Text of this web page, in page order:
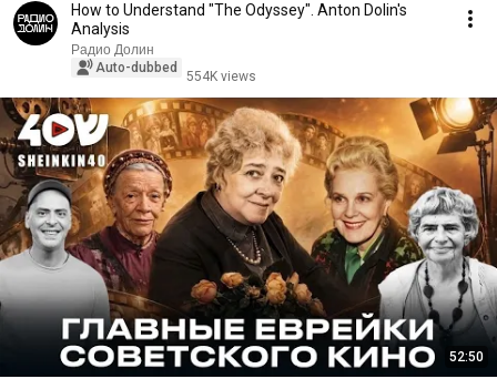
How to Understand "The Odyssey". Anton Dolin's
Analysis
Радио Долин
Auto-dubbed
554K views
52:50